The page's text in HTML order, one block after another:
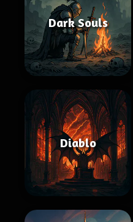
Dark Souls
Diablo